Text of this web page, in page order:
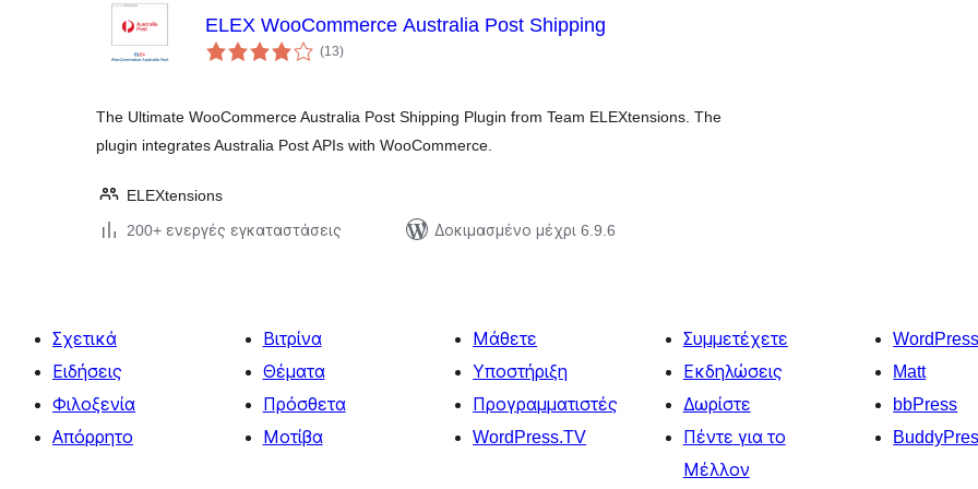
ELEX WooCommerce Australia Post Shipping
(13αξιολογήσεις
σύνολο
)
The Ultimate WooCommerce Australia Post Shipping Plugin from Team ELEXtensions. The
plugin integrates Australia Post APIs with WooCommerce.
ELEXtensions
200+ ενεργές εγκαταστάσεις
Δοκιμασμένο μέχρι 6.9.6
Σχετικά
Ειδήσεις
Φιλοξενία
Απόρρητο
Βιτρίνα
Θέματα
Πρόσθετα
Μοτίβα
Μάθετε
Υποστήριξη
Προγραμματιστές
WordPress.TV
Συμμετέχετε
Εκδηλώσεις
Δωρίστε
Πέντε για το
Μέλλον
Matt
bbPress